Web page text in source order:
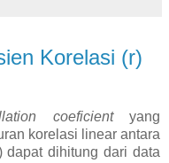
Korelasi (r)
coeficientyang
korelasi linear antara
dapat dihitung dari data